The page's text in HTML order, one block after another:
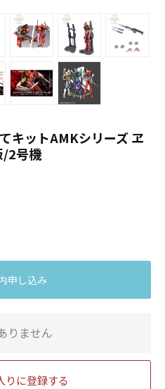
キットAMKシリーズ ヱ
/2号機
りに登録する
申し込み
りません